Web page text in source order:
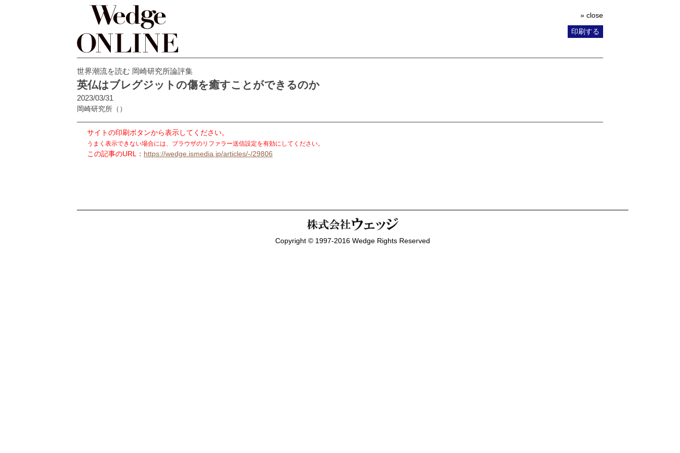
» close
印刷する
世界潮流を読む 岡崎研究所論評集
英仏はブレグジットの傷を癒すことができるのか
2023/03/31
岡崎研究所 （）
サイトの印刷ボタンから表示してください。
うまく表示できない場合には、ブラウザのリファラー送信設定を有効にしてください。
この記事のURL： https://wedge.ismedia.jp/articles/-/29806
Copyright © 1997-2016 Wedge Rights Reserved